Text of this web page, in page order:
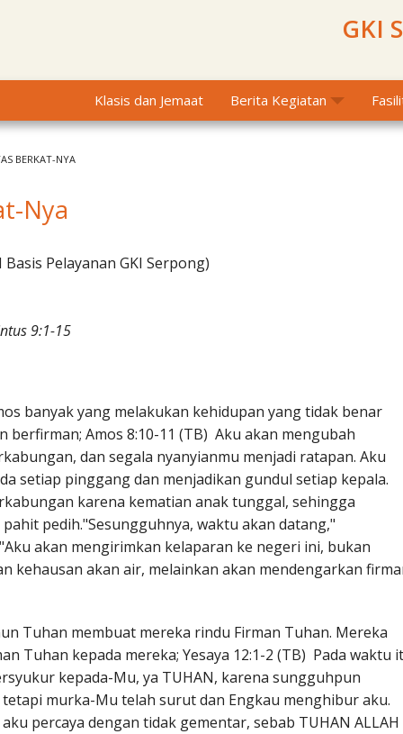
GKI
Klasis dan Jemaat Berita Kegiatan
BERKAT-NYA
Nya
Pelayanan GKI Serpong)
9:1-15
banyak yang melakukan kehidupan yang tidak benar
berfirman; Amos 8:10-11 (TB) Aku akan mengubah
dan segala nyanyianmu menjadi ratapan. Aku
setiap pinggang dan menjadikan gundul setiap kepala.
karena kematian anak tunggal, sehingga
pedih."Sesungguhnya, waktu akan datang,"
akan mengirimkan kelaparan ke negeri ini, bukan
kehausan akan air, melainkan akan mendengarkan
Tuhan membuat mereka rindu Firman Tuhan. Mereka
Tuhan kepada mereka; Yesaya 12:1-2 (TB) Pada waktu
kepada-Mu, ya TUHAN, karena sungguhpun
murka-Mu telah surut dan Engkau menghibur aku.
percaya dengan tidak gementar, sebab TUHAN ALLAH